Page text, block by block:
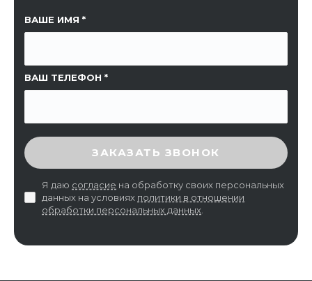
ВАШЕ ИМЯ
ВАШ ТЕЛЕФОН
ССЫЛКА НА СТРАНИЦУ
ВВЕДИТЕ ПРОВЕРОЧНЫЙ КОД
ЗАКАЗАТЬ ЗВОНОК
Я даю согласие на обработку своих персональных
данных на условиях политики в отношении
обработки персональных данных